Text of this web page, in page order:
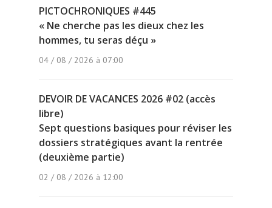
PICTOCHRONIQUES #445
« Ne cherche pas les dieux chez les
hommes, tu seras déçu »
04 / 08 / 2026 à 07:00
DEVOIR DE VACANCES 2026 #02 (accès
libre)
Sept questions basiques pour réviser les
dossiers stratégiques avant la rentrée
(deuxième partie)
02 / 08 / 2026 à 12:00